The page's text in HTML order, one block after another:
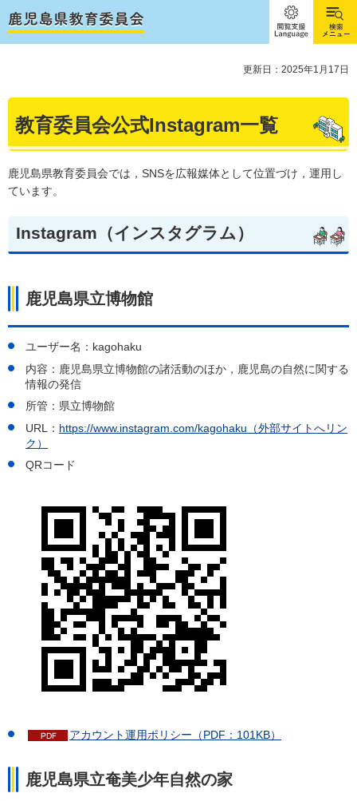
閲覧支
援
Language
検索メ
ニュー
更新日：2025年1月17日
教育委員会公式Instagram一覧
鹿児島県教育委員会では，SNSを広報媒体として位置づけ，運用し
ています。
Instagram（インスタグラム）
鹿児島県立博物館
ユーザー名：kagohaku
内容：鹿児島県立博物館の諸活動のほか，鹿児島の自然に関する
情報の発信
所管：県立博物館
URL： https://www.instagram.com/kagohaku（外部サイトへリン
ク）
QRコード
アカウント運用ポリシー（PDF：101KB）
鹿児島県立奄美少年自然の家